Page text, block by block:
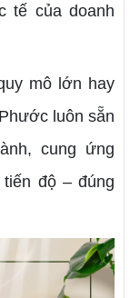
tế của doanh
mô lớn hay
luôn sẵn
cung ứng
độ – đúng